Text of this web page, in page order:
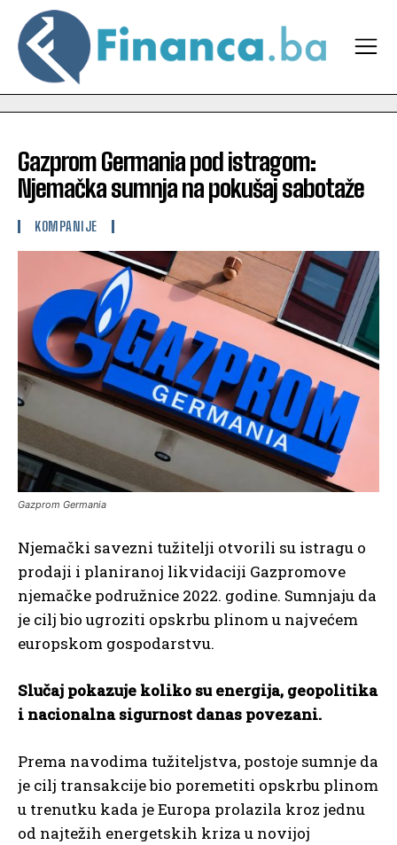
Gazprom Germania pod istragom:
Njemačka sumnja na pokušaj sabotaže
KOMPANIJE
Gazprom Germania
Njemački savezni tužitelji otvorili su istragu o
prodaji i planiranoj likvidaciji Gazpromove
njemačke podružnice 2022. godine. Sumnjaju da
je cilj bio ugroziti opskrbu plinom u najvećem
europskom gospodarstvu.
Slučaj pokazuje koliko su energija, geopolitika
i nacionalna sigurnost danas povezani.
Prema navodima tužiteljstva, postoje sumnje da
je cilj transakcije bio poremetiti opskrbu plinom
u trenutku kada je Europa prolazila kroz jednu
od najtežih energetskih kriza u novijoj